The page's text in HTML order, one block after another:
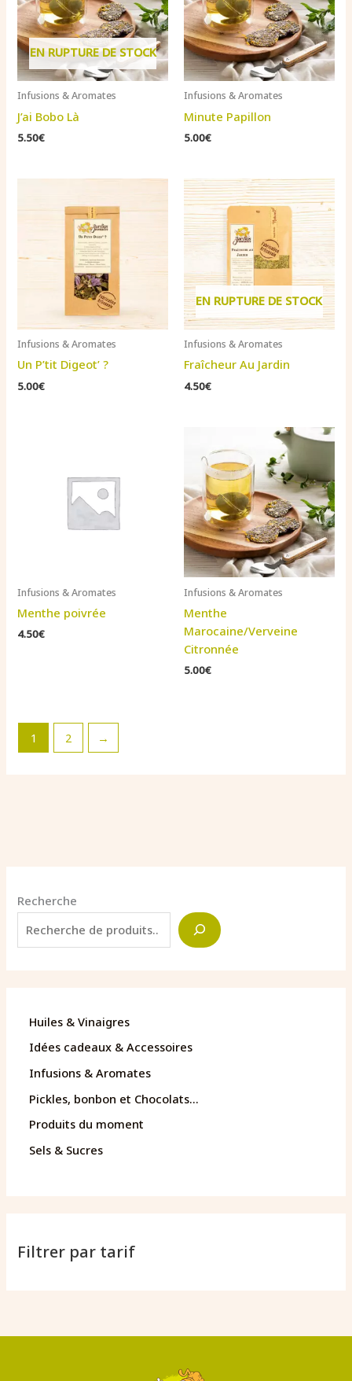
Recherche
Huiles & Vinaigres
Idées cadeaux & Accessoires
Infusions & Aromates
Pickles, bonbon et Chocolats...
Produits du moment
Sels & Sucres
Filtrer par tarif
EN RUPTURE DE STOCK
Infusions & Aromates
J’ai Bobo Là
5.50€
Infusions & Aromates
Minute Papillon
5.00€
Infusions & Aromates
Un P’tit Digeot’ ?
5.00€
EN RUPTURE DE STOCK
Infusions & Aromates
Fraîcheur Au Jardin
4.50€
Infusions & Aromates
Menthe poivrée
4.50€
Infusions & Aromates
Menthe
Marocaine/Verveine
Citronnée
5.00€
1 2 →